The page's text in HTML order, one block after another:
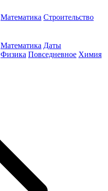
Математика Строительство
Математика Даты
Физика Повседневное Химия